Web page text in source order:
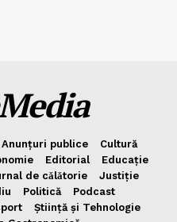
Anunțuri publice
Cultură
Editorial
Educație
de cǎlǎtorie
Justiție
Politică
Podcast
Știință și Tehnologie